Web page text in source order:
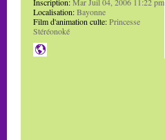
Localisation:Bayonne
Film d'animation culte:Princesse
Stéréonoké